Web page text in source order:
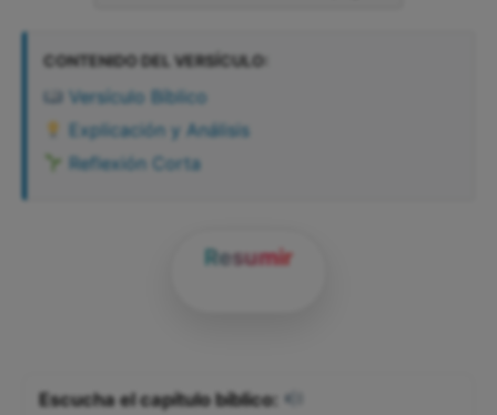
CONTENIDO DEL VERSÍCULO:
Versículo Bíblico
Explicación y Análisis
Reflexión Corta
Resumir
Escucha el capítulo bíblico: